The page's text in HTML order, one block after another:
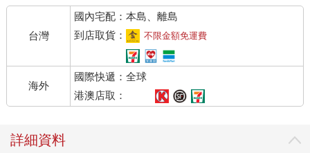
台灣
國內宅配：本島、離島
到店取貨：
不限金額免運費
海外
國際快遞：全球
港澳店取：
詳細資料